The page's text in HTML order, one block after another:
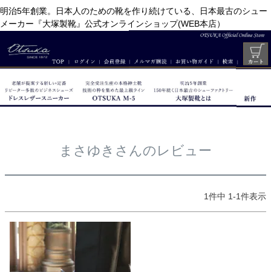
明治5年創業。日本人のための靴を作り続けている、日本最古のシュー
メーカー『大塚製靴』公式オンラインショップ(WEB本店）
まさゆきさんのレビュー
1件中 1-1件表示